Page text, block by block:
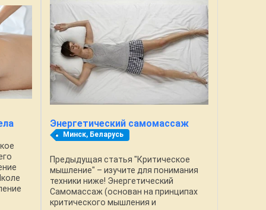
Энергетический самомассаж
Минск, Беларусь
Предыдущая статья "Критическое
мышление" – изучите для понимания
техники ниже! Энергетический
Самомассаж (основан на принципах
критического мышления и